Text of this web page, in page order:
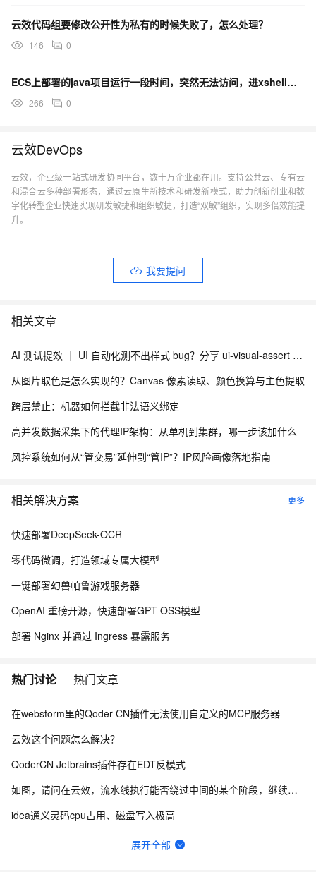
runnerCacheMode=local
export CI_COMMIT_ID=e8736291
ENGINE_GLOBAL_PARAM_OPERATOR_ID=639c1a56da874
cca728374ad
ENGINE_GLOBAL_PARAM_OPERATOR_ID=639c1a56da874
package_download_path=/home/admin/app/package.tgz
ENGINE_GLOBAL_PARAM_ORGANIZATION_ID=639c1a7e8d
ENGINE_GLOBAL_PARAM_ORGANIZATION_ID=639c1a7e8d
CI_COMMIT_REF_NAME_1=master
export BUILD_EXECUTOR=吉骋物流
BUILD_EXECUTOR=吉骋物流
CI_COMMIT_REF_NAME=master
PIPELINE_NAME='流水线 2023-07-07'
export 'SYSTEM_GLOBAL_VARIABLES_ENCRYPT_KEYS=[]'
SYSTEM_GLOBAL_VARIABLES_ENCRYPT_KEYS='[]'
export FLOW_ENGINE_ENCODE_GLOBAL_PARAM=false
export DATETIME=2023-07-07-12-54-32
CI_COMMIT_SHA_1=e87362917378888402a6525c429d8d
4322f3c32a
export CI_COMMIT_ID_1=e8736291
CI_COMMIT_ID_1=e8736291
云效代码组要修改公开性为私有的时候失败了，怎么处理？
146 0
ECS上部署的java项目运行一段时间，突然无法访问，进xshell查看tomcat进程，进程没有了
266 0
云效DevOps
云效，企业级一站式研发协同平台，数十万企业都在用。支持公共云、专有云
和混合云多种部署形态，通过云原生新技术和研发新模式，助力创新创业和数
字化转型企业快速实现研发敏捷和组织敏捷，打造“双敏”组织，实现多倍效能提
升。
我要提问
相关文章
AI 测试提效 ｜ UI 自动化测不出样式 bug？分享 ui-visual-assert + Skill 视觉断言与多浏览器适配方案
从图片取色是怎么实现的？Canvas 像素读取、颜色换算与主色提取
跨层禁止：机器如何拦截非法语义绑定
高并发数据采集下的代理IP架构：从单机到集群，哪一步该加什么
风控系统如何从“管交易”延伸到“管IP”？IP风险画像落地指南
相关解决方案 更多
快速部署DeepSeek-OCR
零代码微调，打造领域专属大模型
一键部署幻兽帕鲁游戏服务器
OpenAI 重磅开源，快速部署GPT-OSS模型
部署 Nginx 并通过 Ingress 暴露服务
热门讨论 热门文章
在webstorm里的Qoder CN插件无法使用自定义的MCP服务器
云效这个问题怎么解决？
QoderCN Jetbrains插件存在EDT反模式
如图，请问在云效，流水线执行能否绕过中间的某个阶段，继续向后执行？
idea通义灵码cpu占用、磁盘写入极高
展开全部